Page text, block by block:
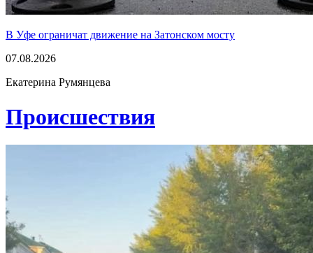
В Уфе ограничат движение на Затонском мосту
07.08.2026
Екатерина Румянцева
Проиcшествия